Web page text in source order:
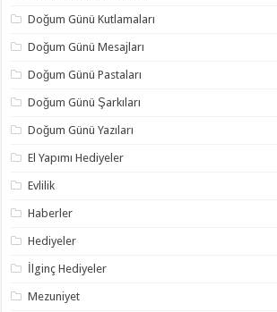
Doğum Günü Kutlamaları
Doğum Günü Mesajları
Doğum Günü Pastaları
Doğum Günü Şarkıları
Doğum Günü Yazıları
El Yapımı Hediyeler
Evlilik
Haberler
Hediyeler
İlginç Hediyeler
Mezuniyet